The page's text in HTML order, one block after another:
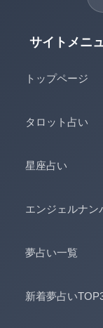
サイトメニ
トップページ
タロット占い
星座占い
エンジェルナン
夢占い一覧
新着夢占い